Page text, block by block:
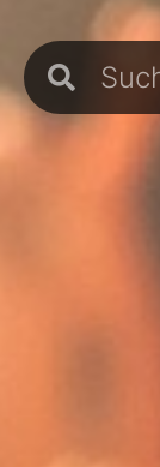
Suche